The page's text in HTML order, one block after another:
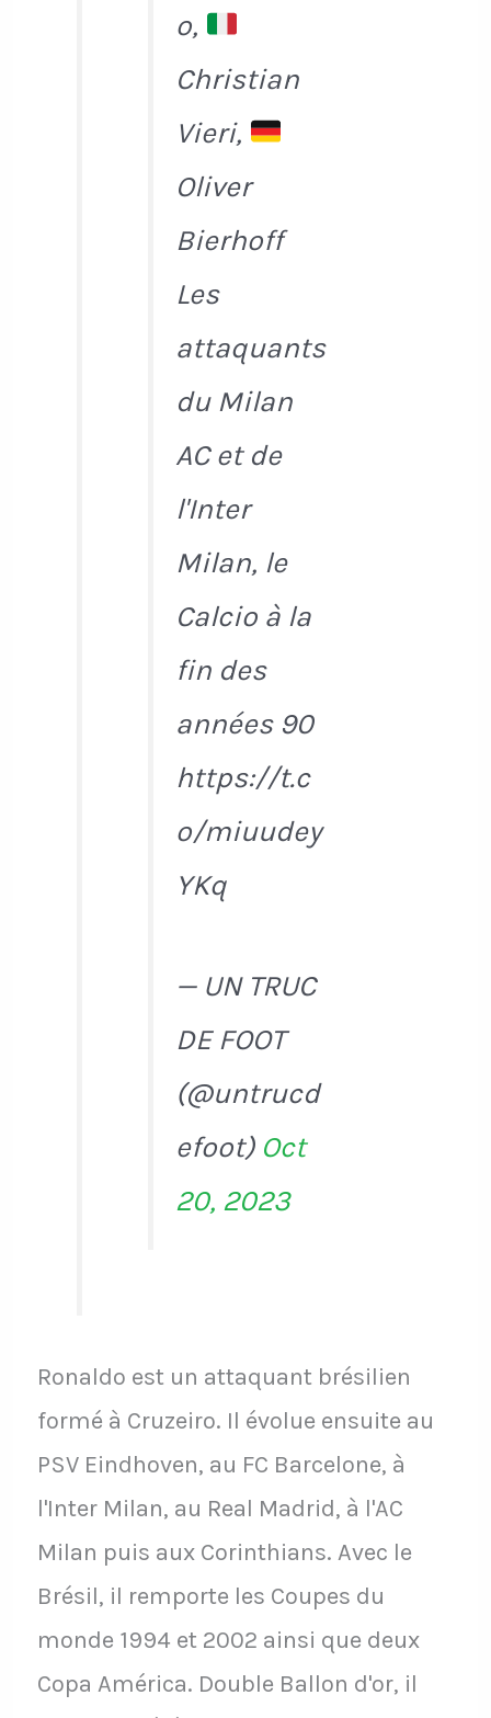
o,
Christian
Vieri,
Oliver
Bierhoff
Les
attaquants
du Milan
AC et de
l'Inter
Milan, le
Calcio à la
fin des
années 90
https://t.c
o/miuudey
YKq
— UN TRUC
DE FOOT
(@untrucd
efoot) Oct
20, 2023
Ronaldo est un attaquant brésilien
formé à Cruzeiro. Il évolue ensuite au
PSV Eindhoven, au FC Barcelone, à
l'Inter Milan, au Real Madrid, à l'AC
Milan puis aux Corinthians. Avec le
Brésil, il remporte les Coupes du
monde 1994 et 2002 ainsi que deux
Copa América. Double Ballon d'or, il